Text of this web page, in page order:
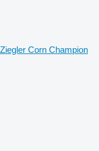
Corn Champion